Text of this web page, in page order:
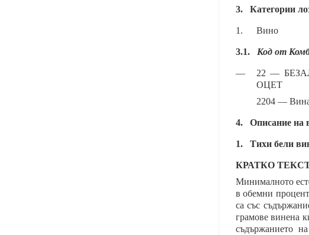
3. Категории
1. Вино
3.1. Код от
—
22 —
ОЦЕТ
2204 — Вина
4. Описание на
1. Тихи бели
КРАТКО
Минималното
в обемни
са със
грамове винена
съдържанието